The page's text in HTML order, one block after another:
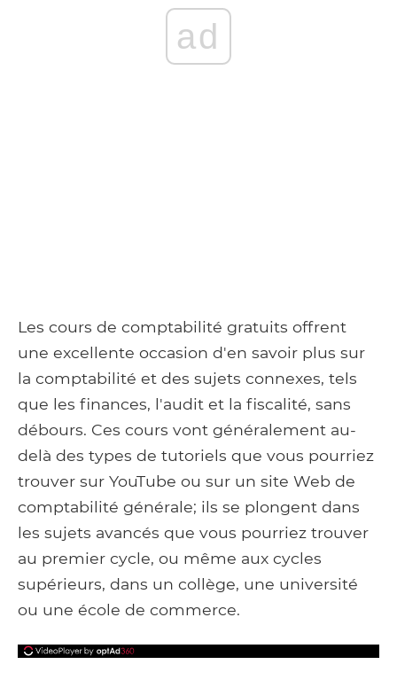
ad
Les cours de comptabilité gratuits offrent
une excellente occasion d'en savoir plus sur
la comptabilité et des sujets connexes, tels
que les finances, l'audit et la fiscalité, sans
débours. Ces cours vont généralement au-
delà des types de tutoriels que vous pourriez
trouver sur YouTube ou sur un site Web de
comptabilité générale; ils se plongent dans
les sujets avancés que vous pourriez trouver
au premier cycle, ou même aux cycles
supérieurs, dans un collège, une université
ou une école de commerce.